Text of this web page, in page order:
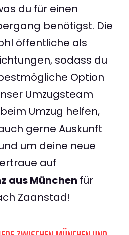
du für einen
benötigst. Die
öffentliche als
sodass du
Option
Umzugsteam
Umzug helfen,
gerne Auskunft
um deine neue
auf
aus München für
Zaanstad!